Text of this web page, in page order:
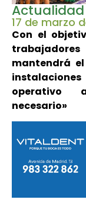
Actualidad
17 de marzo
Con el
mantendrá
operativo
necesario»